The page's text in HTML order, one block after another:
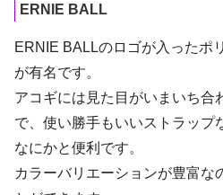
ERNIE BALL
ERNIE BALLのロゴが入ったポ
が有名です。
アコギには見た目がいまいち合
で、使い勝手もいいストラップ
なにかと便利です。
カラーバリエーションが豊富な